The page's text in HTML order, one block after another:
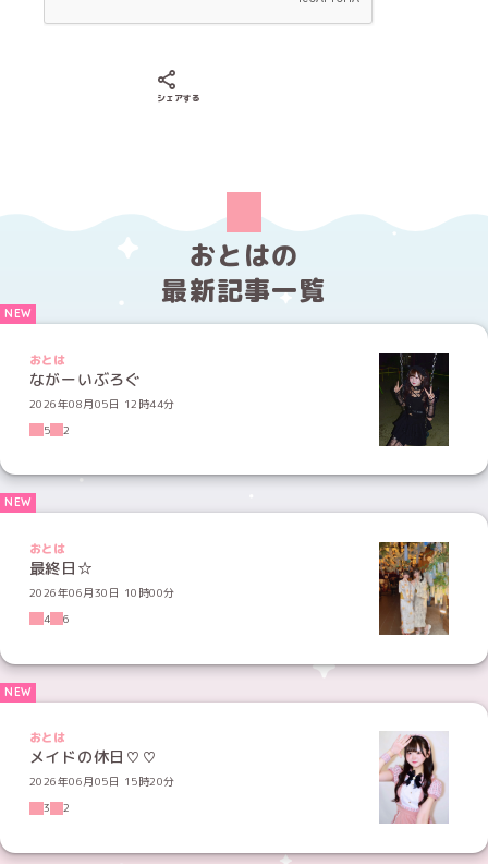
シェアする
おとはの
最新記事一覧
おとは
ながーいぶろぐ
2026年08月05日 12時44分
5
2
おとは
最終日☆
2026年06月30日 10時00分
4
6
おとは
メイドの休日♡♡
2026年06月05日 15時20分
3
2